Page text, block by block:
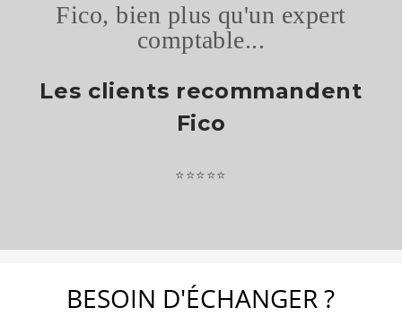
Fico, bien plus qu'un expert
comptable...
Les clients recommandent
Fico
⭐⭐⭐⭐⭐
BESOIN D'ÉCHANGER ?